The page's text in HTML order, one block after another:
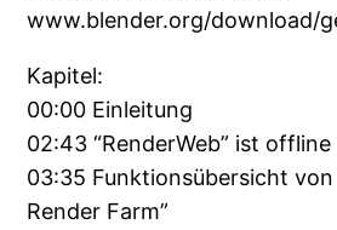
www.blender.org/download/
Kapitel:
00:00 Einleitung
02:43 “RenderWeb” ist offline
03:35 Funktionsübersicht von
Render Farm”